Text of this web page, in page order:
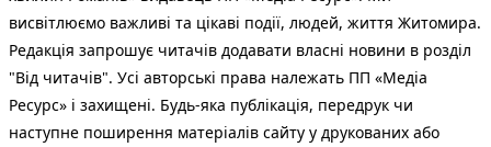
висвітлюємо важливі та цікаві події, людей, життя Житомира.
Редакція запрошує читачів додавати власні новини в розділ
"Від читачів". Усі авторські права належать ПП «Медіа
Ресурс» і захищені. Будь-яка публiкацiя, передрук чи
наступне поширення матеріалів сайту у друкованих або